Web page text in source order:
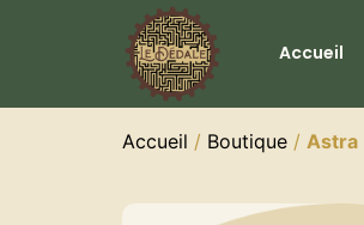
Accueil
Accueil / Boutique / Astra